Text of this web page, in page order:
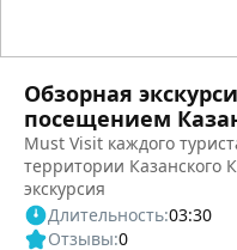
Обзорная
посещением
Must Visit каждого
территории Казанского
экскурсия
Длительность:03:30
Отзывы:0